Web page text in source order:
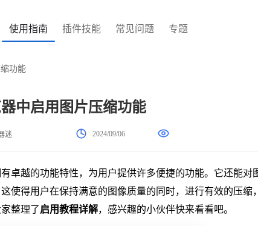
使用指南 插件技能 常见问题 专题
功能
中启用图片压缩功能
迷 2024/09/06
卓越的功能特性，为用户提供许多便捷的功能。它还能对
使得用户在保持满意的图像质量的同时，进行有效的压缩
整理了启用教程详解，感兴趣的小伙伴快来看看吧。